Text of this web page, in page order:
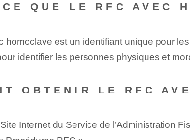
QUE LE RFC AVEC
homoclave est un identifiant unique pour
identifier les personnes physiques et
OBTENIR LE RFC
Site Internet‌du Service de l’Administration